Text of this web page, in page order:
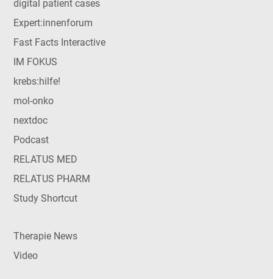
digital patient cases
Expert:innenforum
Fast Facts Interactive
IM FOKUS
krebs:hilfe!
mol-onko
nextdoc
Podcast
RELATUS MED
RELATUS PHARM
Study Shortcut
Therapie News
Video